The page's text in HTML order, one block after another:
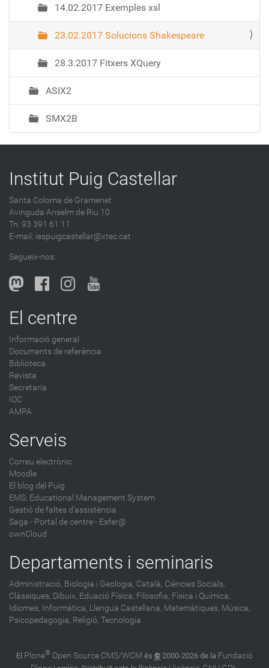
a
14.02.2017 Exemples xsl
23.02.2017 Solucions Shakespeare
28.3.2017 Fitxers XQuery
ASIX2
SMX2B
Institut Puig Castellar
Santa Coloma de Gramenet
Avinguda Anselm de Riu 10
Tn: 93 391 61 11
E-mail: iespuigcastellar@xtec.cat
Segueix-nos:
El centre
Informació general
Documents de referència
Biblioteca
Revista
Secretaria
IOC
AMPA
Serveis
Correu electrònic
Moodle
El blog del Puig
EMS: Educational Management System
Gestió de faltes d'assistència
Saga - Portal de centre - Esfer@
ownCloud
Departaments i seminaris
Administració, Biologia i Geologia, Català, Ciències Socials,
Clàssiques, Dibuix, Eduació Física, Filosofia, Física i Química,
Idiomes, Informàtica, Llengua Castellana, Matemàtiques, Música,
Psicopedagogia, Religió, Tecnologia
El Plone® Open Source CMS/WCM és © 2000-2026 de la Fundació